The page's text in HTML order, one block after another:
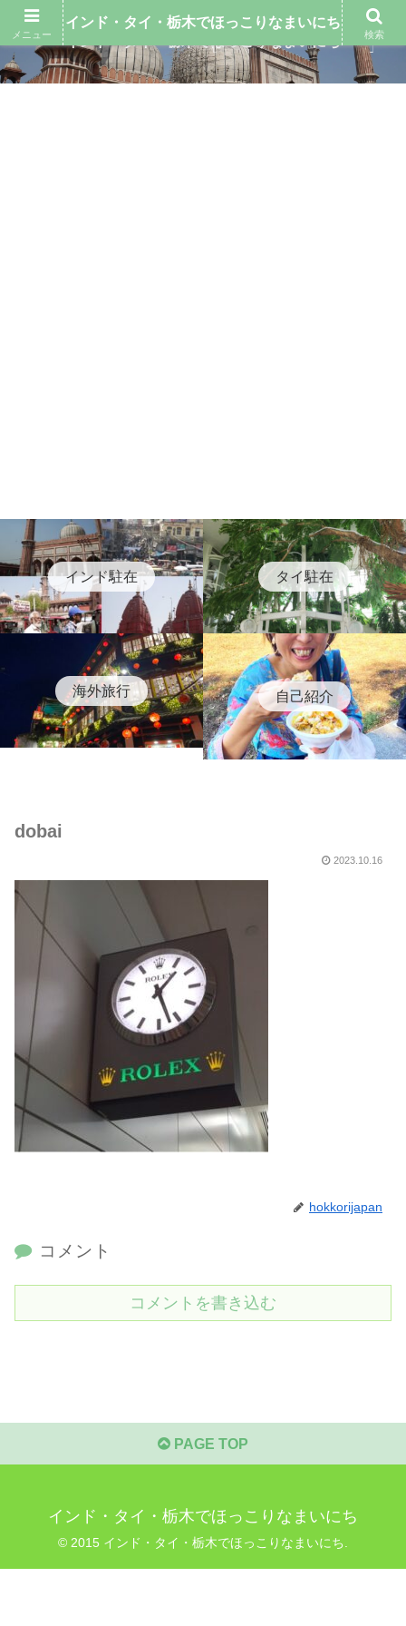
インド駐在 タイ駐在
海外旅行 自己紹介
dobai
2023.10.16
hokkorijapan
コメント
コメントを書き込む
PAGE TOP
インド・タイ・栃木でほっこりなまいにち
© 2015 インド・タイ・栃木でほっこりなまいにち.
メニュー
インド・タイ・栃木でほっこりなまいにち
検索